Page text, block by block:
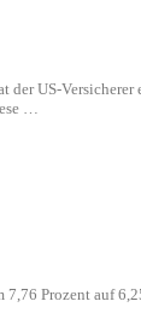
US-
…
Prozent auf